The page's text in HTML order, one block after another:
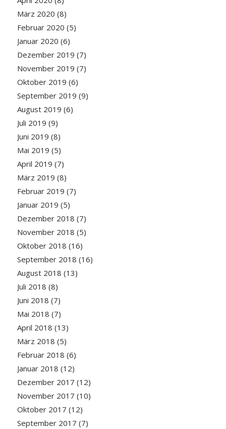
März 2020 (8)
Februar 2020 (5)
Januar 2020 (6)
Dezember 2019 (7)
November 2019 (7)
Oktober 2019 (6)
September 2019 (9)
August 2019 (6)
Juli 2019 (9)
Juni 2019 (8)
Mai 2019 (5)
April 2019 (7)
März 2019 (8)
Februar 2019 (7)
Januar 2019 (5)
Dezember 2018 (7)
November 2018 (5)
Oktober 2018 (16)
September 2018 (16)
August 2018 (13)
Juli 2018 (8)
Juni 2018 (7)
Mai 2018 (7)
April 2018 (13)
März 2018 (5)
Februar 2018 (6)
Januar 2018 (12)
Dezember 2017 (12)
November 2017 (10)
Oktober 2017 (12)
September 2017 (7)